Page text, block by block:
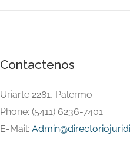
Contactenos
Uriarte 2281, Palermo
Phone: (5411) 6236-7401
E-Mail: